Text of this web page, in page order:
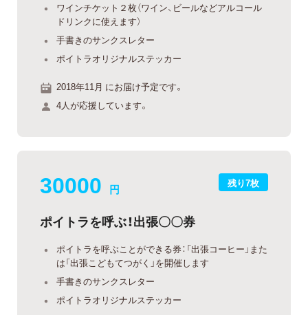
ワインチケット２枚（ワイン、ビールなどアルコール
ドリンクに使えます）
手書きのサンクスレター
ポイトラオリジナルステッカー
2018年11月 にお届け予定です。
4人が応援しています。
残り7枚
30000 円
ポイトラを呼ぶ！出張〇〇券
ポイトラを呼ぶことができる券：「出張コーヒー」また
は「出張こどもてつがく」を開催します
手書きのサンクスレター
ポイトラオリジナルステッカー